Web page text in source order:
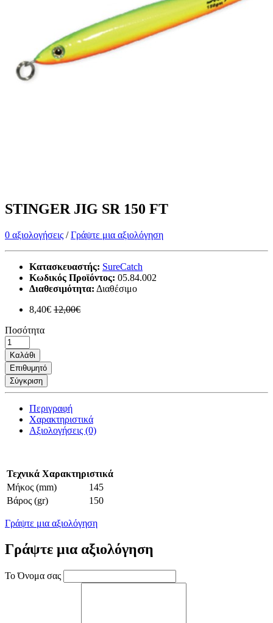
STINGER JIG SR 150 FT
0 αξιολογήσεις /Γράψτε μια αξιολόγηση
Κατασκευαστής: SureCatch
Κωδικός Προϊόντος: 05.84.002
Διαθεσιμότητα: Διαθέσιμο
8,40€ 12,00€
Ποσότητα
Καλάθι
Επιθυμητό
Σύγκριση
Περιγραφή
Χαρακτηριστικά
Αξιολογήσεις (0)
Τεχνικά Χαρακτηριστικά
Μήκος (mm)
145
Βάρος (gr)
150
Γράψτε μια αξιολόγηση
Γράψτε μια αξιολόγηση
Το Όνομα σας